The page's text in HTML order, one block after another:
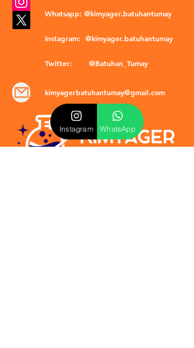
Whatsapp: @kimyager.batuhantumay
Instagram: @kimyager.batuhantumay
Twitter: @Batuhan_Tumay
kimyagerbatuhantumay@gmail.com
Instagram WhatsApp